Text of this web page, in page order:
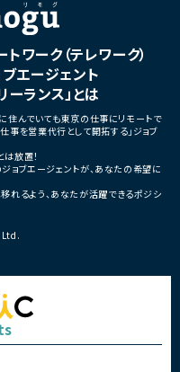
・サービスの継続的な機能拡
募集
■担当工程
・要件定義
・基本設計
・詳細設計
・テスト
・リリース対応
■その他補足
・全体約100名規模の大型プ
ーク（テレワーク）
エージェント
ーランス」とは
住んでいても東京の仕事にリモートで
事を営業代行として開拓する」ジョブ
放置！
ョブエージェントが、あなたの希望に
れるよう、あなたが活躍できるポジシ
Ltd.